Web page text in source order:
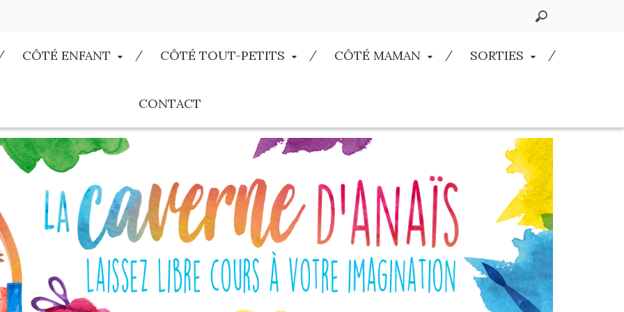
CÔTÉ ENFANT CÔTÉ TOUT-PETITS CÔTÉ MAMAN SORTIES
CONTACT